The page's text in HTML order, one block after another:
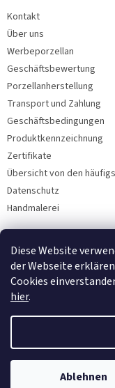
Diese Website
der Webseite
Cookies
hier.
Ablehnen
Kontakt
Über uns
Werbeporzellan
Geschäftsbewertung
Porzellanherstellung
Transport und Zahlung
Geschäftsbedingungen
Produktkennzeichnung
Zertifikate
Übersicht von den
Datenschutz
Handmalerei
Facebook
Copyright 2026